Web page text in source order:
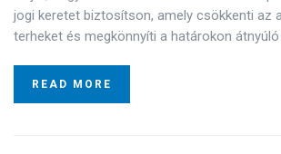
jogi keretet biztosítson, amely csökkenti az
terheket és megkönnyíti a határokon
READ MORE